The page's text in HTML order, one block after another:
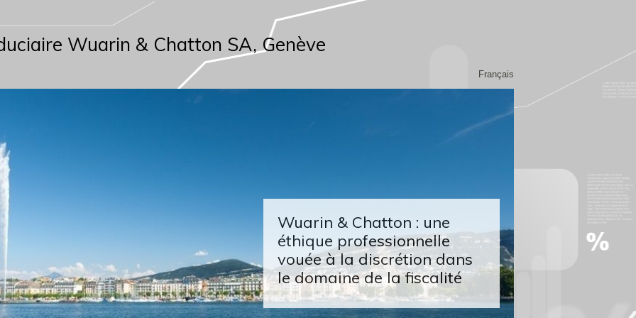
Français
Wuarin & Chatton SA, Genève
Wuarin & Chatton : une
éthique professionnelle
vouée à la discrétion dans
le domaine de la fiscalité